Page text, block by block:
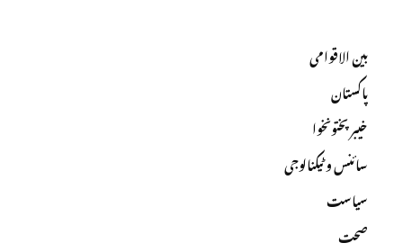
بین الاقوامی
پاکستان
خیبرپختونخوا
سائنس و ٹیکنالوجی
سیاست
صحت